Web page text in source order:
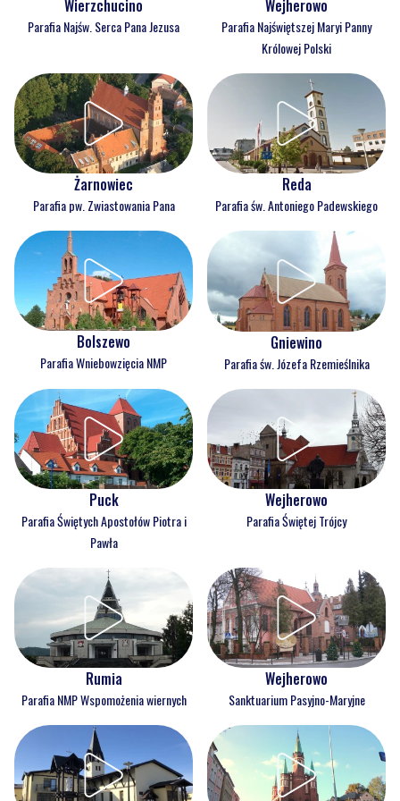
Wierzchucino
Parafia Najśw. Serca Pana Jezusa
Wejherowo
Parafia Najświętszej Maryi Panny
Królowej Polski
Żarnowiec
Parafia pw. Zwiastowania Pana
Reda
Parafia św. Antoniego Padewskiego
Bolszewo
Parafia Wniebowzięcia NMP
Gniewino
Parafia św. Józefa Rzemieślnika
Puck
Parafia Świętych Apostołów Piotra i
Pawła
Wejherowo
Parafia Świętej Trójcy
Rumia
Parafia NMP Wspomożenia wiernych
Wejherowo
Sanktuarium Pasyjno-Maryjne